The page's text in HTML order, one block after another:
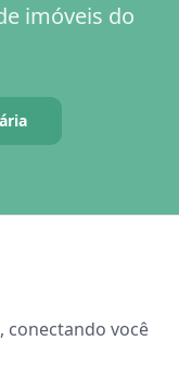
imóveis do
conectando você